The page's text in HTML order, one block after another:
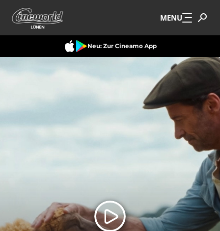
Zum Hauptinhalt springen MENU
Neu: Zur Cineamo App